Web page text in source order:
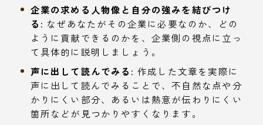
企業の求める人物像と自分の強みを結びつけ
る: なぜあなたがその企業に必要なのか、どの
ように貢献できるのかを、企業側の視点に立っ
て具体的に説明しましょう。
声に出して読んでみる: 作成した文章を実際に
声に出して読んでみることで、不自然な点や分
かりにくい部分、あるいは熱意が伝わりにくい
箇所などが見つかりやすくなります。